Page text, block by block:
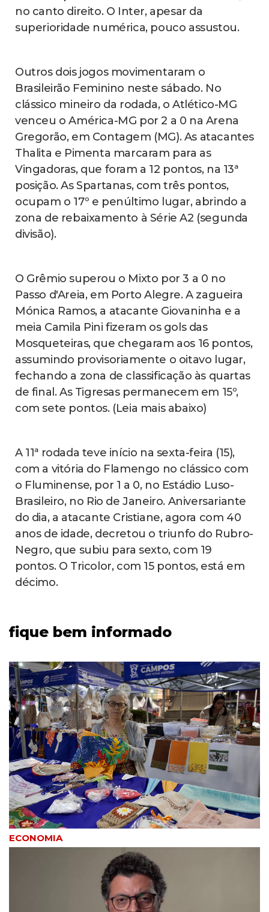
no canto direito. O Inter, apesar da
superioridade numérica, pouco assustou.
Outros dois jogos movimentaram o
Brasileirão Feminino neste sábado. No
clássico mineiro da rodada, o Atlético-MG
venceu o América-MG por 2 a 0 na Arena
Gregorão, em Contagem (MG). As atacantes
Thalita e Pimenta marcaram para as
Vingadoras, que foram a 12 pontos, na 13ª
posição. As Spartanas, com três pontos,
ocupam o 17º e penúltimo lugar, abrindo a
zona de rebaixamento à Série A2 (segunda
divisão).
O Grêmio superou o Mixto por 3 a 0 no
Passo d'Areia, em Porto Alegre. A zagueira
Mónica Ramos, a atacante Giovaninha e a
meia Camila Pini fizeram os gols das
Mosqueteiras, que chegaram aos 16 pontos,
assumindo provisoriamente o oitavo lugar,
fechando a zona de classificação às quartas
de final. As Tigresas permanecem em 15º,
com sete pontos. (Leia mais abaixo)
A 11ª rodada teve início na sexta-feira (15),
com a vitória do Flamengo no clássico com
o Fluminense, por 1 a 0, no Estádio Luso-
Brasileiro, no Rio de Janeiro. Aniversariante
do dia, a atacante Cristiane, agora com 40
anos de idade, decretou o triunfo do Rubro-
Negro, que subiu para sexto, com 19
pontos. O Tricolor, com 15 pontos, está em
décimo.
fique bem informado
ECONOMIA